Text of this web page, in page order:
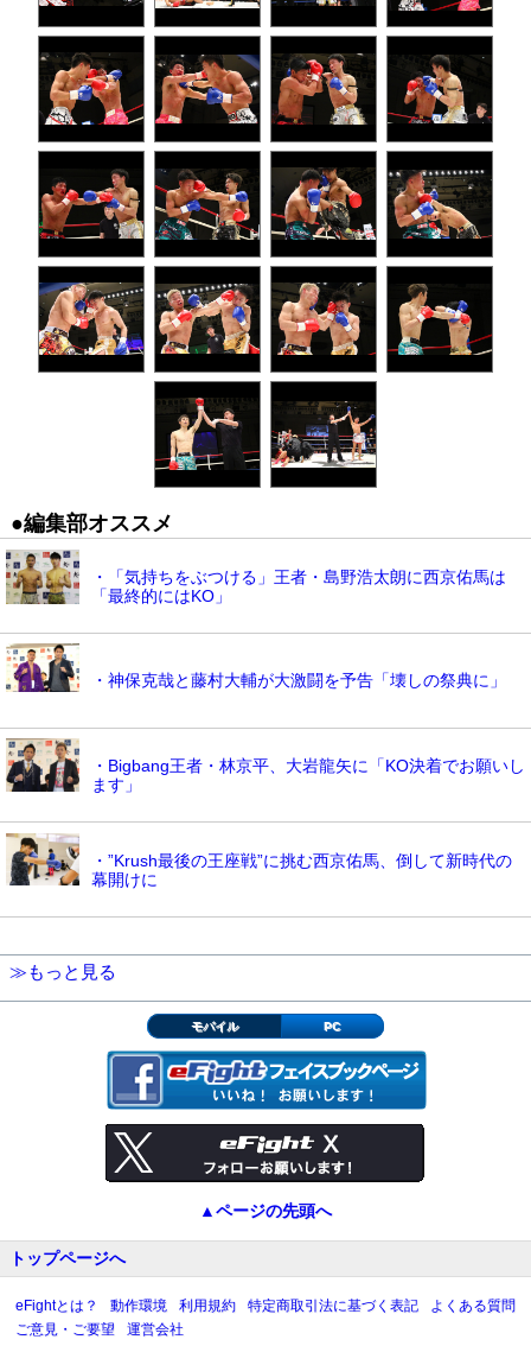
●編集部オススメ
・「気持ちをぶつける」王者・島野浩太朗に西京佑馬は
「最終的にはKO」
・神保克哉と藤村大輔が大激闘を予告「壊しの祭典に」
・Bigbang王者・林京平、大岩龍矢に「KO決着でお願いし
ます」
・”Krush最後の王座戦”に挑む西京佑馬、倒して新時代の
幕開けに
≫もっと見る
モバイル PC
▲ページの先頭へ
トップページへ
eFightとは？ 動作環境 利用規約 特定商取引法に基づく表記
よくある質問
ご意見・ご要望
運営会社